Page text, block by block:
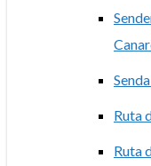
Ruta
Ruta